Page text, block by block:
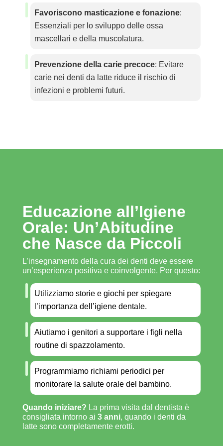
Favoriscono masticazione e fonazione:
Essenziali per lo sviluppo delle ossa
mascellari e della muscolatura.
Prevenzione della carie precoce: Evitare
carie nei denti da latte riduce il rischio di
infezioni e problemi futuri.
Educazione all’Igiene
Orale: Un’Abitudine
che Nasce da Piccoli
L’insegnamento della cura dei denti deve essere
un’esperienza positiva e coinvolgente. Per questo:
Utilizziamo storie e giochi per spiegare
l’importanza dell’igiene dentale.
Aiutiamo i genitori a supportare i figli nella
routine di spazzolamento.
Programmiamo richiami periodici per
monitorare la salute orale del bambino.
Quando iniziare? La prima visita dal dentista è
consigliata intorno ai 3 anni, quando i denti da
latte sono completamente erotti.